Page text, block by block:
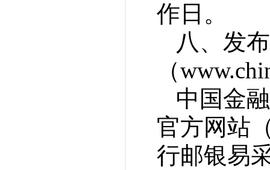
作日。
八、发
（
中国金
官方网站
行邮银易